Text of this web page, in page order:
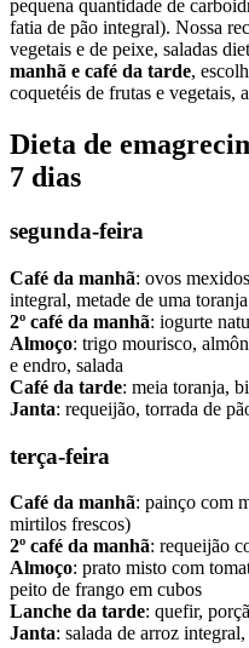
pequena quantidade de
fatia de pão integral). Nossa
vegetais e de peixe, saladas
manhã e café da tarde,
coquetéis de frutas e vegetais,
Dieta de
7 dias
segunda-feira
Café da manhã: ovos
integral, metade de uma toranja
2º café da manhã: iogurte
Almoço: trigo mourisco,
e endro, salada
Café da tarde: meia toranja,
Janta: requeijão, torrada de
terça-feira
Café da manhã: painço com
mirtilos frescos)
2º café da manhã: requeijão
Almoço: prato misto com
peito de frango em cubos
Lanche da tarde: quefir,
Janta: salada de arroz